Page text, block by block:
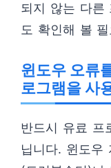
되지 않는 다른
도 확인해 볼
윈도우 오류
로그램을 사
반드시 유료 프
닙니다. 윈도우